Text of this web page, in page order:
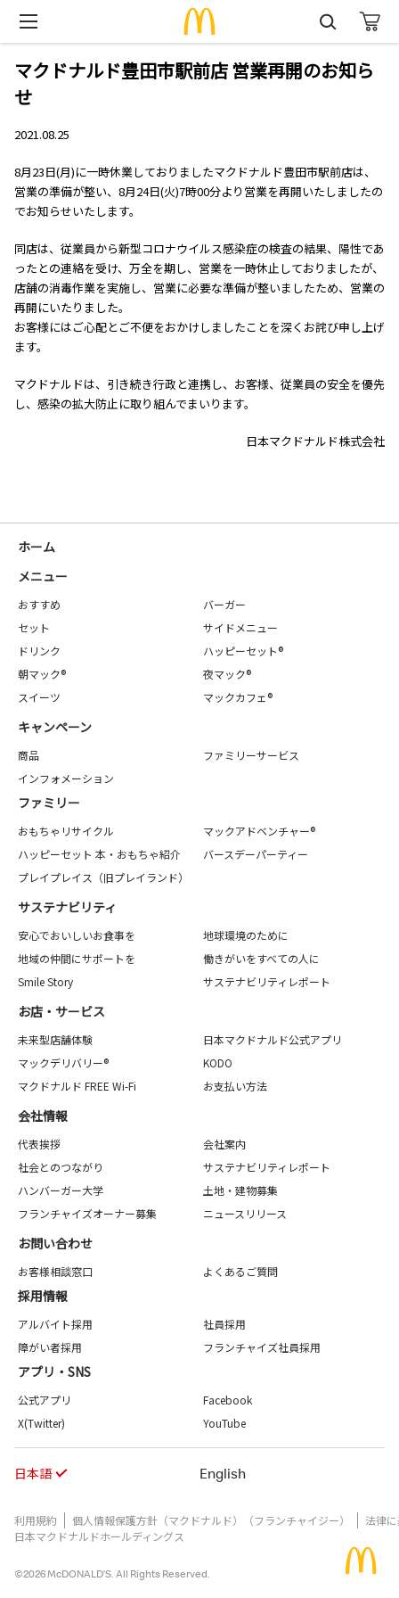
マクドナルド豊田市駅前店 営業再開のお知ら
せ
2021.08.25
8月23日(月)に一時休業しておりましたマクドナルド豊田市駅前店は、
営業の準備が整い、8月24日(火)7時00分より営業を再開いたしましたの
でお知らせいたします。
同店は、従業員から新型コロナウイルス感染症の検査の結果、陽性であ
ったとの連絡を受け、万全を期し、営業を一時休止しておりましたが、
店舗の消毒作業を実施し、営業に必要な準備が整いましたため、営業の
再開にいたりました。
お客様にはご心配とご不便をおかけしましたことを深くお詫び申し上げ
ます。
マクドナルドは、引き続き行政と連携し、お客様、従業員の安全を優先
し、感染の拡大防止に取り組んでまいります。
日本マクドナルド株式会社
ホーム
メニュー
おすすめ
バーガー
セット
サイドメニュー
ドリンク
ハッピーセット®
朝マック®
夜マック®
スイーツ
マックカフェ®
キャンペーン
商品
ファミリーサービス
インフォメーション
ファミリー
おもちゃリサイクル
マックアドベンチャー®
ハッピーセット 本・おもちゃ紹介
バースデーパーティー
プレイプレイス（旧プレイランド）
サステナビリティ
安心でおいしいお食事を
地球環境のために
地域の仲間にサポートを
働きがいをすべての人に
Smile Story
サステナビリティレポート
お店・サービス
未来型店舗体験
日本マクドナルド公式アプリ
マックデリバリー®
KODO
マクドナルド FREE Wi-Fi
お支払い方法
会社情報
代表挨拶
会社案内
社会とのつながり
サステナビリティレポート
ハンバーガー大学
土地・建物募集
フランチャイズオーナー募集
ニュースリリース
お問い合わせ
お客様相談窓口 よくあるご質問
採用情報
アルバイト採用
社員採用
障がい者採用
フランチャイズ社員採用
アプリ・SNS
公式アプリ
Facebook
X(Twitter)
YouTube
日本語 English
利用規約 個人情報保護方針（マクドナルド）（フランチャイジー）
法律
日本マクドナルドホールディングス
©2026 McDONALD’S. All Rights Reserved.